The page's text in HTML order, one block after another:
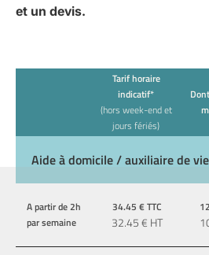
et un devis.
Tarif horaire
indicatif*
(hors week-end et
jours fériés)
Aide à domicile / auxiliaire de vie
A partir de 2h
par semaine
34.45 € TTC
32.45€ HT
12